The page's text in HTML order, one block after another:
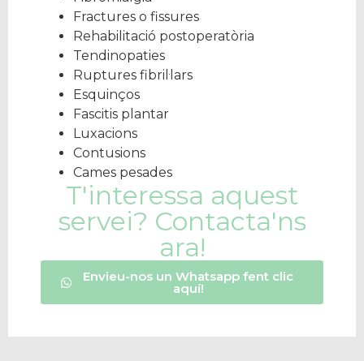
Fractures o fissures
Rehabilitació postoperatòria
Tendinopaties
Ruptures fibril·lars
Esquinços
Fascitis plantar
Luxacions
Contusions
Cames pesades
T'interessa aquest
servei? Contacta'ns
ara!
Envieu-nos un Whatsapp fent clic
aquí!